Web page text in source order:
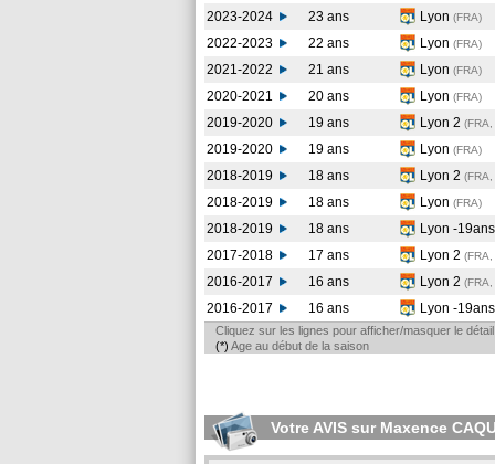
2023-2024
23 ans Lyon (FRA)
2022-2023
22 ans Lyon (FRA)
2021-2022
21 ans Lyon (FRA)
2020-2021
20 ans Lyon (FRA)
2019-2020
19 ans Lyon 2
2019-2020
19 ans Lyon (FRA)
2018-2019
18 ans Lyon 2
2018-2019
18 ans Lyon (FRA)
2018-2019
18 ans Lyon -19ans
2017-2018
17 ans Lyon 2
2016-2017
16 ans Lyon 2
2016-2017
16 ans Lyon -19ans
Cliquez sur les lignes pour afficher/masquer le
(*) Age au début de la saison
Votre AVIS sur Maxence